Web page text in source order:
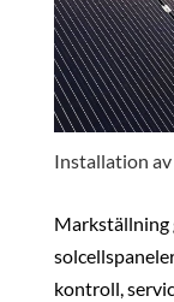
Installation
Markställning
kontroll,